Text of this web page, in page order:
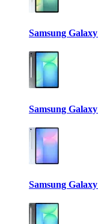
Samsung
Samsung
Samsung